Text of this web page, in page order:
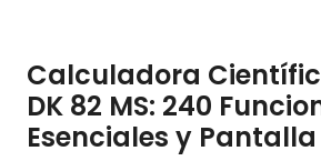
Calculadora
DK 82 MS: 240
Esenciales y